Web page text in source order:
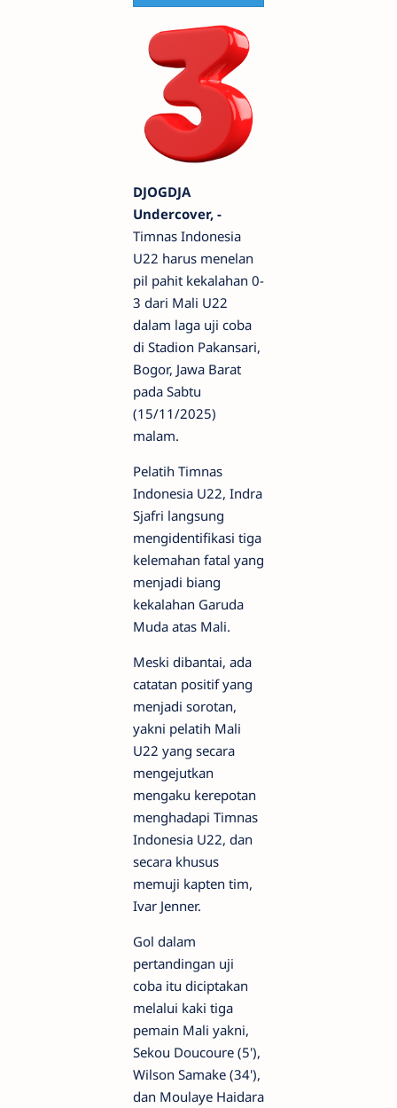
DJOGDJA
Undercover, -
Timnas Indonesia
U22 harus menelan
pil pahit kekalahan 0-
3 dari Mali U22
dalam laga uji coba
di Stadion Pakansari,
Bogor, Jawa Barat
pada Sabtu
(15/11/2025)
malam.
Pelatih Timnas
Indonesia U22, Indra
Sjafri langsung
mengidentifikasi tiga
kelemahan fatal yang
menjadi biang
kekalahan Garuda
Muda atas Mali.
Meski dibantai, ada
catatan positif yang
menjadi sorotan,
yakni pelatih Mali
U22 yang secara
mengejutkan
mengaku kerepotan
menghadapi Timnas
Indonesia U22, dan
secara khusus
memuji kapten tim,
Ivar Jenner.
Gol dalam
pertandingan uji
coba itu diciptakan
melalui kaki tiga
pemain Mali yakni,
Sekou Doucoure (5'),
Wilson Samake (34'),
dan Moulaye Haidara